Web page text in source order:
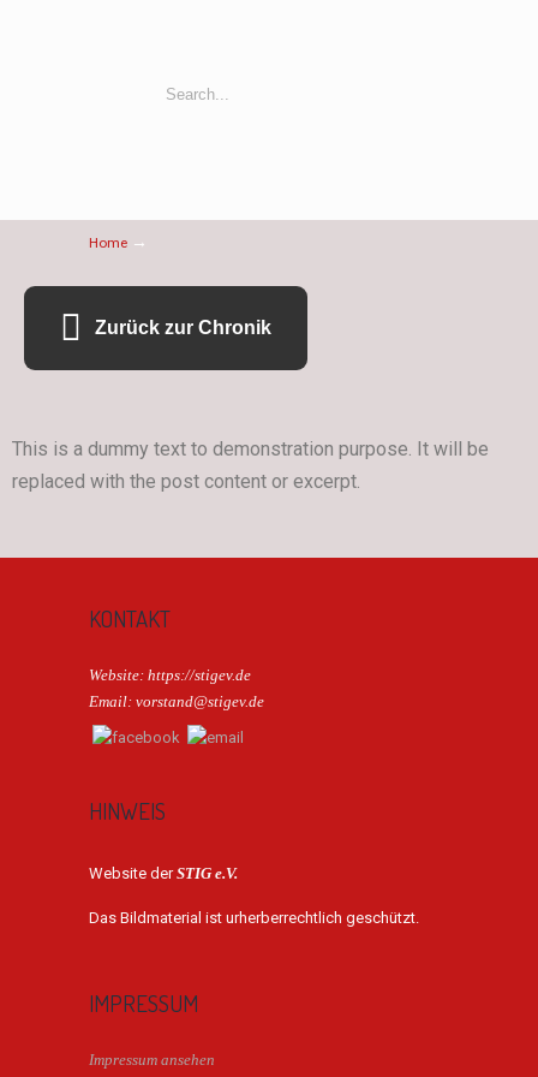
Home →
Zurück zur Chronik
This is a dummy text to demonstration purpose. It will be
replaced with the post content or excerpt.
KONTAKT
Website: https://stigev.de
Email: vorstand@stigev.de
HINWEIS
Website derSTIG e.V.
Das Bildmaterial ist urherberrechtlich geschützt.
IMPRESSUM
Impressum ansehen